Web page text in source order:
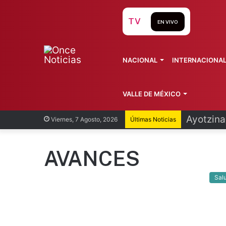
Viernes, 7 Agosto, 2026 Últimas Noticias
TV EN VIVO
NACIONAL INTERNACIONAL
VALLE DE MÉXICO
AVANCES